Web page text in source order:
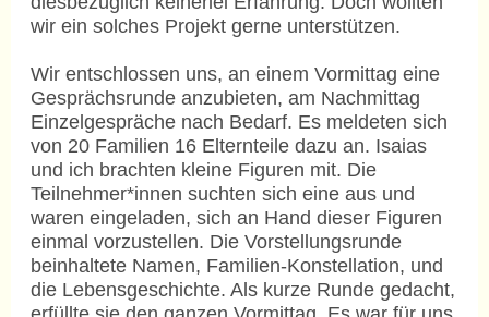
wir ein solches Projekt gerne unterstützen.
Wir entschlossen uns, an einem Vormittag eine
Gesprächsrunde anzubieten, am Nachmittag
Einzelgespräche nach Bedarf. Es meldeten sich
von 20 Familien 16 Elternteile dazu an. Isaias
und ich brachten kleine Figuren mit. Die
Teilnehmer*innen suchten sich eine aus und
waren eingeladen, sich an Hand dieser Figuren
einmal vorzustellen. Die Vorstellungsrunde
beinhaltete Namen, Familien-Konstellation, und
die Lebensgeschichte. Als kurze Runde gedacht,